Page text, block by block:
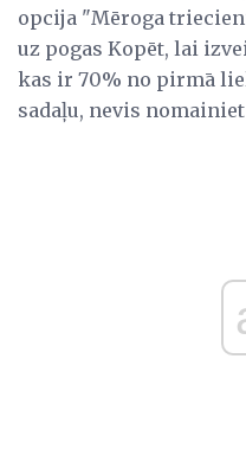
opcija "Mēroga
uz pogas Kopēt, lai
kas ir 70% no pirmā
sadaļu, nevis